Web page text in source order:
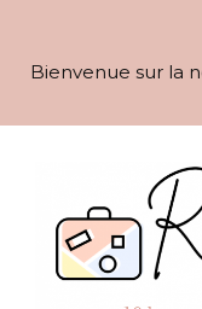
Bienvenue sur la
Rêver
raisons
BLOG VOYAGES